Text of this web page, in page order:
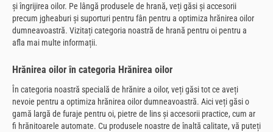
și îngrijirea oilor. Pe lângă produsele de hrană, veți găsi și accesorii
precum jgheaburi și suporturi pentru fân pentru a optimiza hrănirea oilor
dumneavoastră. Vizitați categoria noastră de hrană pentru oi pentru a
afla mai multe informații.
Hrănirea oilor în categoria Hrănirea oilor
În categoria noastră specială de hrănire a oilor, veți găsi tot ce aveți
nevoie pentru a optimiza hrănirea oilor dumneavoastră. Aici veți găsi o
gamă largă de furaje pentru oi, pietre de lins și accesorii practice, cum ar
fi hrănitoarele automate. Cu produsele noastre de înaltă calitate, vă puteți